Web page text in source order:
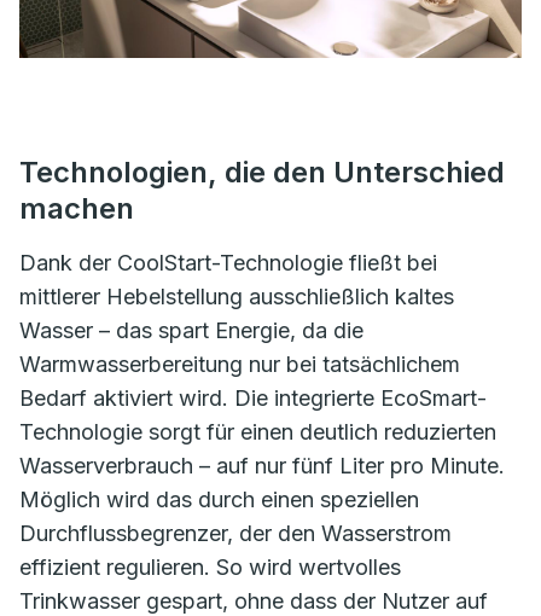
Technologien, die den Unterschied
machen
Dank der CoolStart-Technologie fließt bei
mittlerer Hebelstellung ausschließlich kaltes
Wasser – das spart Energie, da die
Warmwasserbereitung nur bei tatsächlichem
Bedarf aktiviert wird. Die integrierte EcoSmart-
Technologie sorgt für einen deutlich reduzierten
Wasserverbrauch – auf nur fünf Liter pro Minute.
Möglich wird das durch einen speziellen
Durchflussbegrenzer, der den Wasserstrom
effizient regulieren. So wird wertvolles
Trinkwasser gespart, ohne dass der Nutzer auf